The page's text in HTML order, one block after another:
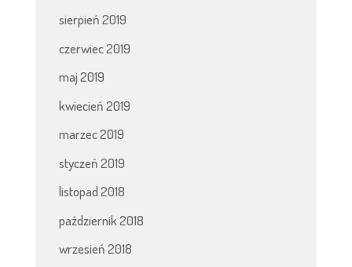
sierpień 2019
czerwiec 2019
maj 2019
kwiecień 2019
marzec 2019
styczeń 2019
listopad 2018
październik 2018
wrzesień 2018